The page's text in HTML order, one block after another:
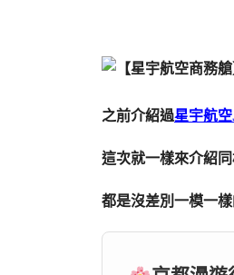
之前介紹過星宇航
這次就一樣來介紹
都是沒差別一模一